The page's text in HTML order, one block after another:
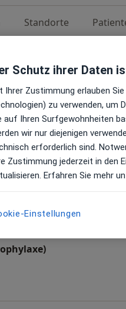
Standorte
Schutz ihrer Daten
Ihrer Zustimmung erlauben
zu verwenden, um
auf Ihren Surfgewohnheiten
wir nur diejenigen
erforderlich sind.
Zustimmung jederzeit in den
Erfahren Sie mehr
Einstellungen